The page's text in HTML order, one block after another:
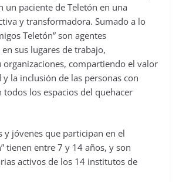
un paciente de Teletón en una
y transformadora. Sumado a lo
Teletón” son agentes
sus lugares de trabajo,
organizaciones, compartiendo el valor
la inclusión de las personas con
todos los espacios del quehacer
y jóvenes que participan en el
tienen entre 7 y 14 años, y son
activos de los 14 institutos de